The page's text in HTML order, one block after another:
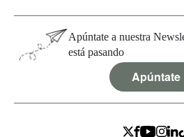
Apúntate a nuestra
está pasando
Apúntate